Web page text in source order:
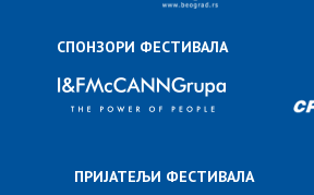
СПОНЗОРИ ФЕСТИВАЛА
ПРИЈАТЕЉИ ФЕСТИВАЛА